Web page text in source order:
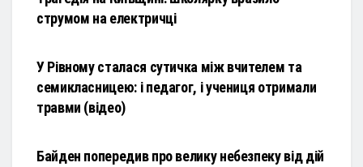
струмом на електричці
У Рівному сталася сутичка між вчителем та
семикласницею: і педагог, і учениця отримали
травми (відео)
Байден попередив про велику небезпеку від дій